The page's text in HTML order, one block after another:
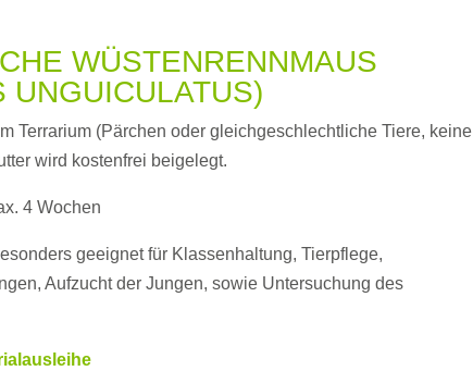
WÜSTENRENNMAUS
UNGUICULATUS)
Terrarium (Pärchen oder gleich­geschlechtliche Tiere, keine
wird kostenfrei beigelegt.
4 Wochen
geeignet für Klassenhaltung, Tierpflege,
Aufzucht der Jungen, sowie Untersuchung des